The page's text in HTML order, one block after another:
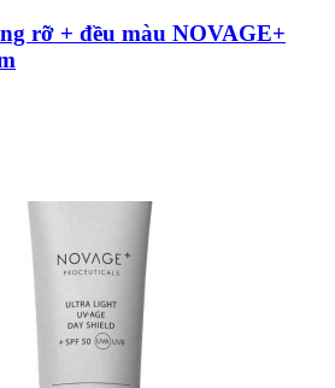
rỡ + đều màu NOVAGE+